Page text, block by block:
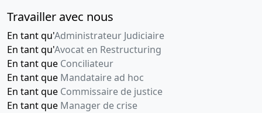
Travailler avec nous
En tant qu'Administrateur Judiciaire
En tant qu'Avocat en Restructuring
En tant que Conciliateur
En tant que Mandataire ad hoc
En tant que Commissaire de justice
En tant que Manager de crise